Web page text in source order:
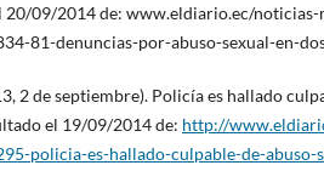
20/09/2014 de: www.eldiario.ec/noticias-
81-denuncias-por-abuso-sexual-en-
2 de septiembre). Policía es hallado
el 19/09/2014 de: http://
policia-es-hallado-culpable-de-abuso-